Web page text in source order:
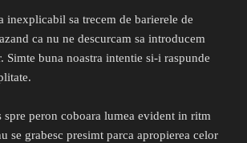
inexplicabil sa trecem de barierele de
ca nu ne descurcam sa introducem
Simte buna noastra intentie si-i raspunde
spre peron coboara lumea evident in ritm
se grabesc presimt parca apropierea celor